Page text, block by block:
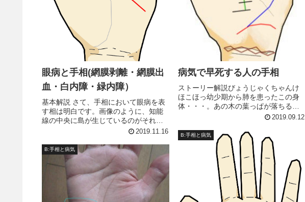
眼病と手相(網膜剥離・網膜出
血・白内障・緑内障）
基本解説 さて、手相において眼病を表
す相は明白です。画像のように、知能
線の中央に島が生じているのがそれで
すね。この相は実際、私の左手にある
０．０１、矯正視力０．３程しかあり
ません。というのも、私は極度の近視...
2019.11.16
病気で早死する人の手相
ストーリー解説びょうじゃくちゃんけ
ほこほっ幼少期から肺を患ったこの身
体・・・。あの木の葉っぱが落ちるま
で、私は生きられるかしら・・・。て
断結果がそこに落ちてたけど全部Ａ判
定みたいだね、よかったね！びょうじ
2019.09.12
B:手相と病気
B:手相と病気